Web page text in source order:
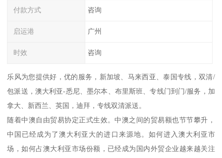
付款方式 咨询
启运港 广州
时效 咨询
乐风为您提供好，优的服务，新加坡、马来西亚、泰国专线，双清/
包派送，澳大利亚-悉尼、墨尔本、布里斯班、专线门到门/服务，加
拿大、新西兰、英国，迪拜，专线双清派送。
随着中澳自由贸易协定正式生效。中澳之间的贸易额也节节攀升，
中国已经成为了澳大利亚大的进口来源地。如何进入澳大利亚市
场，如何占澳大利亚市场份额，已经成为国内外贸企业越来越关注